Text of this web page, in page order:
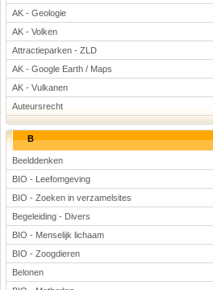
AK - Geologie
AK - Volken
Attractieparken - ZLD
AK - Google Earth / Maps
AK - Vulkanen
Auteursrecht
B
Beelddenken
BIO - Leefomgeving
BIO - Zoeken in verzamelsites
Begeleiding - Divers
BIO - Menselijk lichaam
BIO - Zoogdieren
Belonen